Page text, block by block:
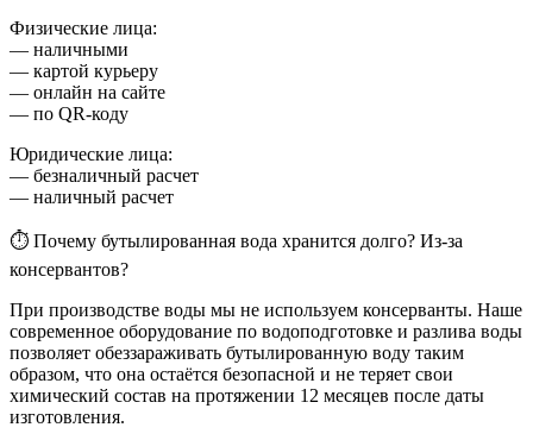
Физические лица:
— наличными
— картой курьеру
— онлайн на сайте
— по QR-коду
Юридические лица:
— безналичный расчет
— наличный расчет
⏱ Почему бутылированная вода хранится долго? Из-за
консервантов?
При производстве воды мы не используем консерванты. Наше
современное оборудование по водоподготовке и разлива воды
позволяет обеззараживать бутылированную воду таким
образом, что она остаётся безопасной и не теряет свои
химический состав на протяжении 12 месяцев после даты
изготовления.